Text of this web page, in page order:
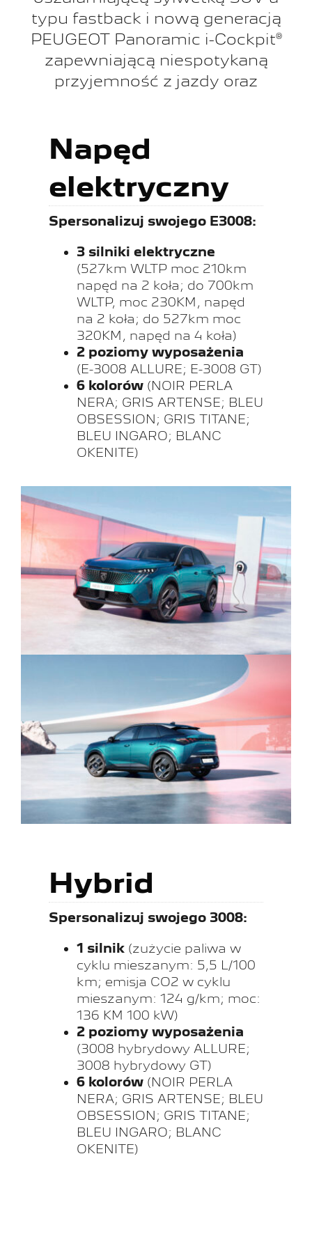
typu fastback i nową generacją
PEUGEOT Panoramic i-Cockpit®
zapewniającą niespotykaną
przyjemność z jazdy oraz
Napęd
elektryczny
Spersonalizuj swojego E3008:
3 silniki elektryczne
(527km WLTP moc 210km
napęd na 2 koła; do 700km
WLTP, moc 230KM, napęd
na 2 koła; do 527km moc
320KM, napęd na 4 koła)
2 poziomy wyposażenia
(E-3008 ALLURE; E-3008 GT)
6 kolorów(NOIR PERLA
NERA; GRIS ARTENSE; BLEU
OBSESSION; GRIS TITANE;
BLEU INGARO; BLANC
OKENITE)
Hybrid
Spersonalizuj swojego 3008:
1 silnik(zużycie paliwa w
cyklu mieszanym: 5,5 L/100
km; emisja CO2 w cyklu
mieszanym: 124 g/km; moc:
136 KM 100 kW)
2 poziomy wyposażenia
(3008 hybrydowy ALLURE;
3008 hybrydowy GT)
6 kolorów(NOIR PERLA
NERA; GRIS ARTENSE; BLEU
OBSESSION; GRIS TITANE;
BLEU INGARO; BLANC
OKENITE)